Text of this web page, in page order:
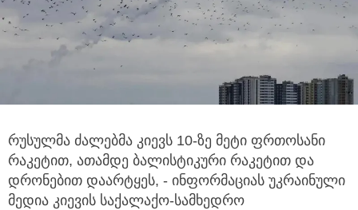
რუსულმა ძალებმა კიევს 10-ზე მეტი ფრთოსანი
რაკეტით, ათამდე ბალისტიკური რაკეტით და
დრონებით დაარტყეს, - ინფორმაციას უკრაინული
მედია კიევის საქალაქო-სამხედრო